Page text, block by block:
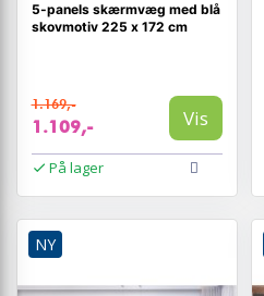
5-panels skærmvæg med blå
skovmotiv 225 x 172 cm
1.169,-
1.109,- Vis
På lager
NY